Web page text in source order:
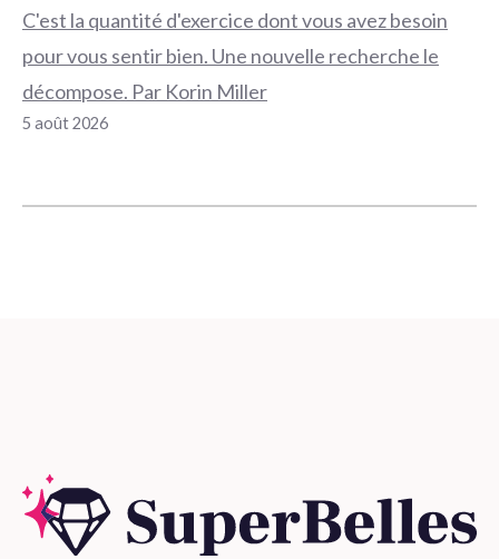
C'est la quantité d'exercice dont vous avez besoin
pour vous sentir bien. Une nouvelle recherche le
décompose. Par Korin Miller
5 août 2026